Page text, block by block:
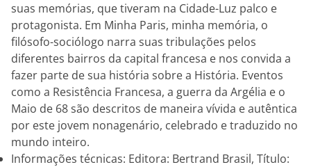
suas memórias, que tiveram na Cidade-Luz palco e
protagonista. Em Minha Paris, minha memória, o
filósofo-sociólogo narra suas tribulações pelos
diferentes bairros da capital francesa e nos convida a
fazer parte de sua história sobre a História. Eventos
como a Resistência Francesa, a guerra da Argélia e o
Maio de 68 são descritos de maneira vívida e autêntica
por este jovem nonagenário, celebrado e traduzido no
mundo inteiro.
Informações técnicas: Editora: Bertrand Brasil, Título: